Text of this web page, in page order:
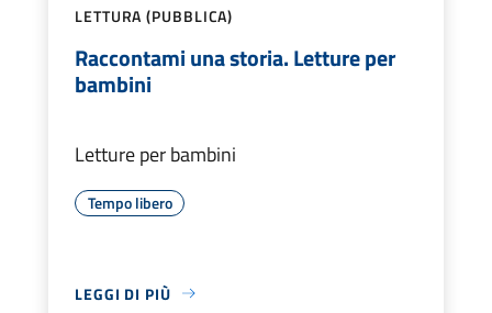
LETTURA (PUBBLICA)
Raccontami una storia. Letture per
bambini
Letture per bambini
Tempo libero
LEGGI DI PIÙ